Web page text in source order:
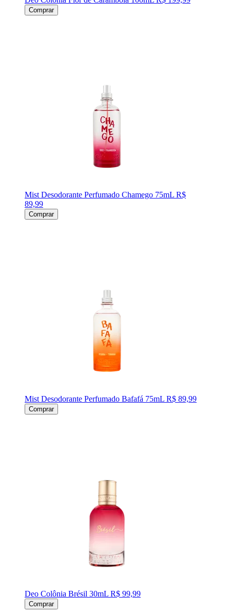
Comprar
Mist Desodorante Perfumado Chamego 75mL R$
89,99
Comprar
Mist Desodorante Perfumado Bafafá 75mL R$ 89,99
Comprar
Deo Colônia Brésil 30mL R$ 99,99
Comprar